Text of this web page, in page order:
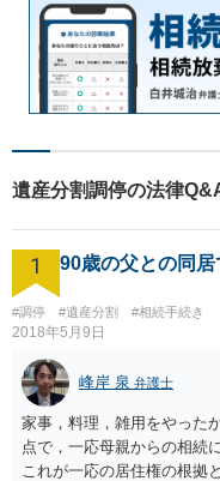
遺産分割調停の法律
1 90歳の父との同
#調停 #遺産分割 #相続手続き
2018年5月9日
峰岸 泉 弁護士
家事，料理，雑用をやった
点で，一応母親からの相続
これが一応の居住権の根拠